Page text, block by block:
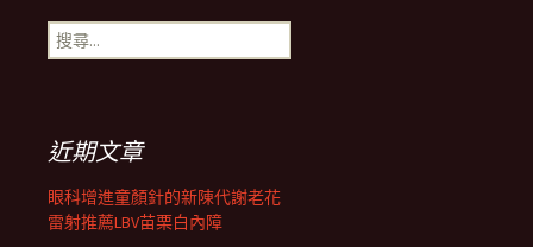
搜
尋
近期文章
眼科增進童顏針的新陳代謝老花
雷射推薦LBV苗栗白內障